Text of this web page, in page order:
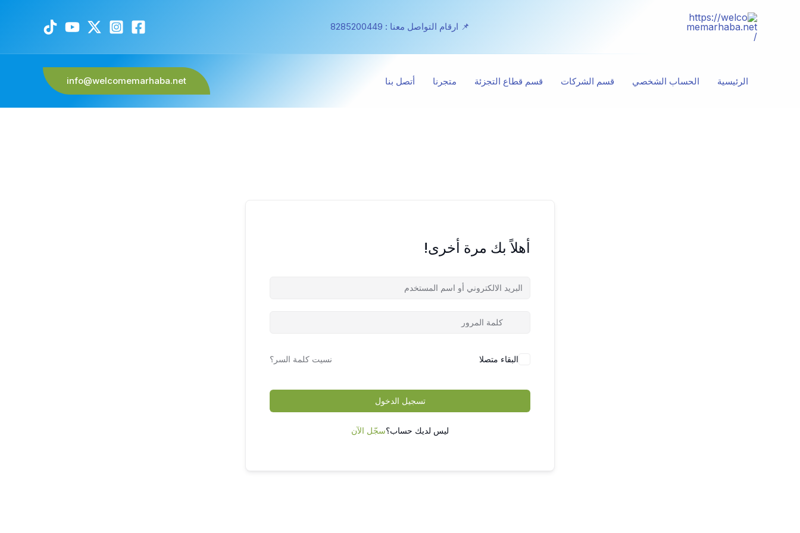
📌 ارقام التواصل معنا : 8285200449
الرئيسية الحساب الشخصي قسم الشركات قسم قطاع التجزئة متجرنا أتصل بنا info@welcomemarhaba.net
أهلاً بك مرة أخرى!
البقاء متصلا نسيت كلمة السر؟
تسجيل الدخول
ليس لديك حساب؟سجّل الآن